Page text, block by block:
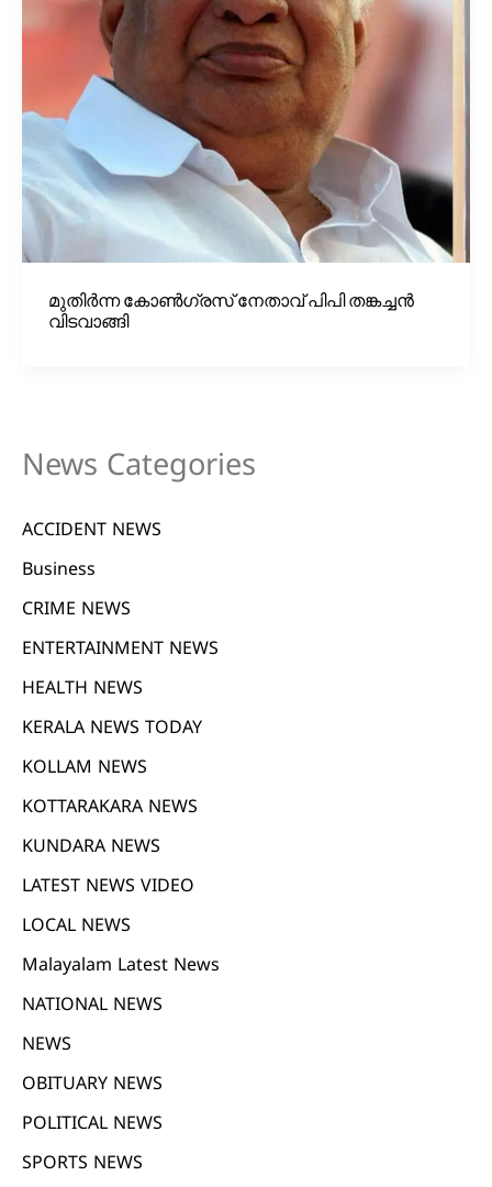
മുതിര്‍ന്ന കോണ്‍ഗ്രസ് നേതാവ് പിപി തങ്കച്ചന്‍
വിടവാങ്ങി
News Categories
ACCIDENT NEWS
Business
CRIME NEWS
ENTERTAINMENT NEWS
HEALTH NEWS
KERALA NEWS TODAY
KOLLAM NEWS
KOTTARAKARA NEWS
KUNDARA NEWS
LATEST NEWS VIDEO
LOCAL NEWS
Malayalam Latest News
NATIONAL NEWS
NEWS
OBITUARY NEWS
POLITICAL NEWS
SPORTS NEWS